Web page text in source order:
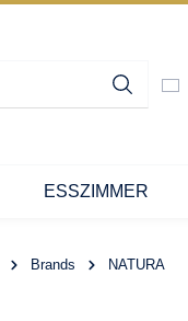
ESSZIMMER
Brands NATURA